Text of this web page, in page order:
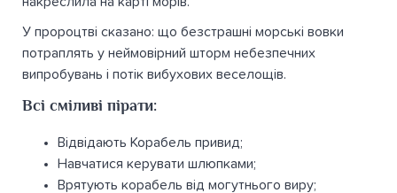
У пророцтві сказано: що безстрашні морські вовки
потраплять у неймовірний шторм небезпечних
випробувань і потік вибухових веселощів.
Всі сміливі пірати:
Відвідають Корабель привид;
Навчатися керувати шлюпками;
Врятують корабель від могутнього виру;